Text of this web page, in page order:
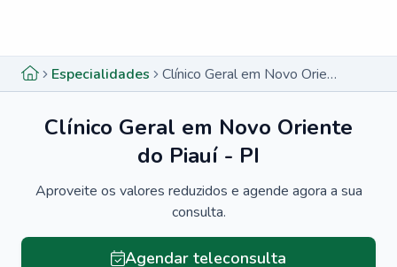
Especialidades Clínico Geral em Novo Oriente do Piauí - PI
Clínico Geral em Novo Oriente
do Piauí - PI
Aproveite os valores reduzidos e agende agora a sua
consulta.
Agendar teleconsulta